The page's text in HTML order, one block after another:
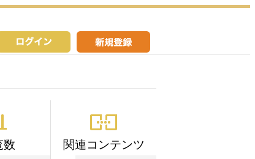
数 関連コンテンツ